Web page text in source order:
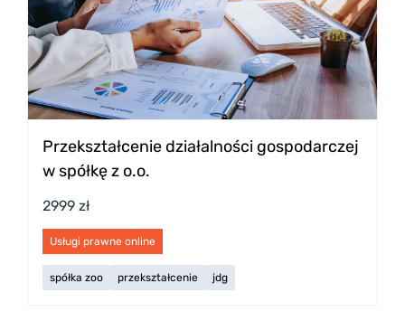
Przekształcenie działalności gospodarczej
w spółkę z o.o.
2999 zł
Usługi prawne online
spółka zoo przekształcenie jdg